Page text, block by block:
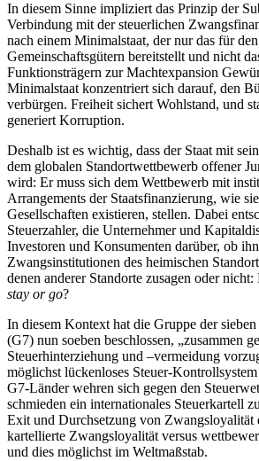
In diesem Sinne impliziert das Prinzip der
Verbindung mit der steuerlichen
nach einem Minimalstaat, der nur das für
Gemeinschaftsgütern bereitstellt und nicht
Funktionsträgern zur Machtexpansion
Minimalstaat konzentriert sich darauf, den
verbürgen. Freiheit sichert Wohlstand, und
generiert Korruption.
Deshalb ist es wichtig, dass der Staat mit
dem globalen Standortwettbewerb offener
wird: Er muss sich dem Wettbewerb mit
Arrangements der Staatsfinanzierung, wie
Gesellschaften existieren, stellen. Dabei
Steuerzahler, die Unternehmer und
Investoren und Konsumenten darüber, ob
Zwangsinstitutionen des heimischen
denen anderer Standorte zusagen oder
stay or go?
In diesem Kontext hat die Gruppe der
(G7) nun soeben beschlossen, „zusammen
Steuerhinterziehung und –vermeidung
möglichst lückenloses Steuer-
G7-Länder wehren sich gegen den
schmieden ein internationales Steuerkartell
Exit und Durchsetzung von Zwangsloyalität
kartellierte Zwangsloyalität versus
und dies möglichst im Weltmaßstab.